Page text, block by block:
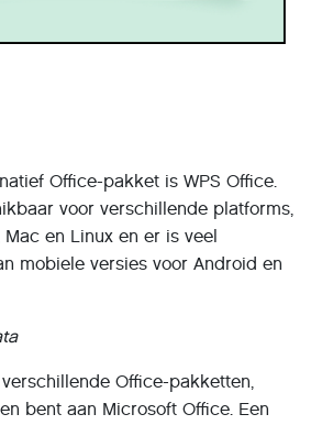
Office-pakket is WPS Office.
voor verschillende platforms,
en Linux en er is veel
mobiele versies voor Android en
Office-pakketten,
bent aan Microsoft Office. Een